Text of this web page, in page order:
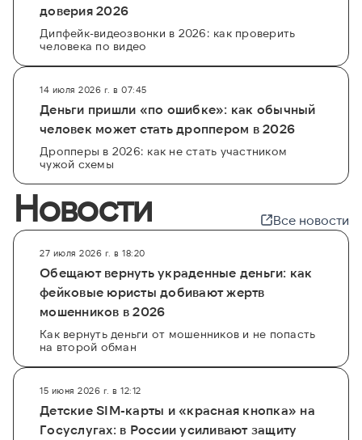
доверия 2026
Дипфейк-видеозвонки в 2026: как проверить
человека по видео
14 июля 2026 г. в 07:45
Деньги пришли «по ошибке»: как обычный
человек может стать дроппером в 2026
Дропперы в 2026: как не стать участником
чужой схемы
Новости Все новости
27 июля 2026 г. в 18:20
Обещают вернуть украденные деньги: как
фейковые юристы добивают жертв
мошенников в 2026
Как вернуть деньги от мошенников и не попасть
на второй обман
15 июня 2026 г. в 12:12
Детские SIM-карты и «красная кнопка» на
Госуслугах: в России усиливают защиту